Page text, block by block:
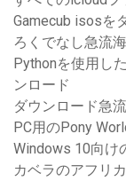
Gamecub isosを
ろくでなし急流
Pythonを使用し
ンロード
ダウンロード急
PC用のPony
Windows 10向け
カベラのアフリ